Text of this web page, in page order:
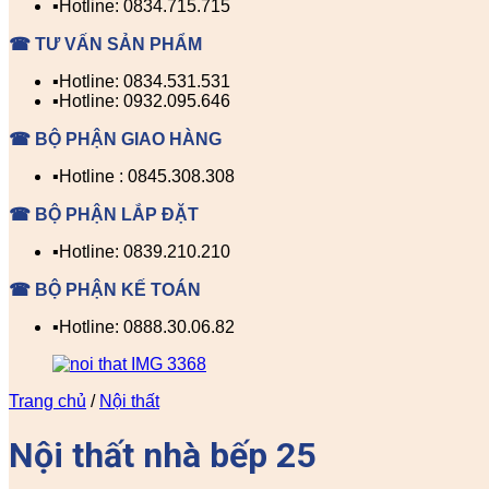
▪️Hotline: 0834.715.715
☎ TƯ VẤN SẢN PHẨM
▪️Hotline: 0834.531.531
▪️Hotline: 0932.095.646
☎ BỘ PHẬN GIAO HÀNG
▪️Hotline : 0845.308.308
☎ BỘ PHẬN LẮP ĐẶT
▪️Hotline: 0839.210.210
☎ BỘ PHẬN KẾ TOÁN
▪️Hotline: 0888.30.06.82
Trang chủ / Nội thất
Nội thất nhà bếp 25